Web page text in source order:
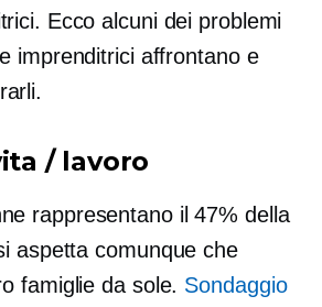
Ecco alcuni dei problemi
imprenditrici affrontano e
/ lavoro
rappresentano il 47% della
aspetta comunque che
famiglie da sole. Sondaggio